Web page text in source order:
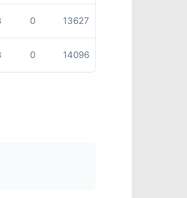
0 13627
0 14096